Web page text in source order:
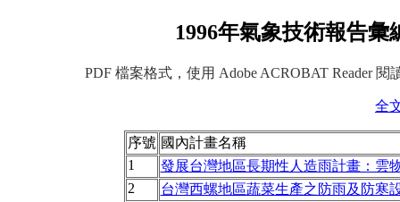
1996年氣象技術報告
PDF 檔案格式，使用 Adobe ACROBAT Reader
全
序號 國內計畫名稱
1
發展台灣地區長期性人造雨計畫：雲
2
台灣西螺地區蔬菜生產之防雨及防寒